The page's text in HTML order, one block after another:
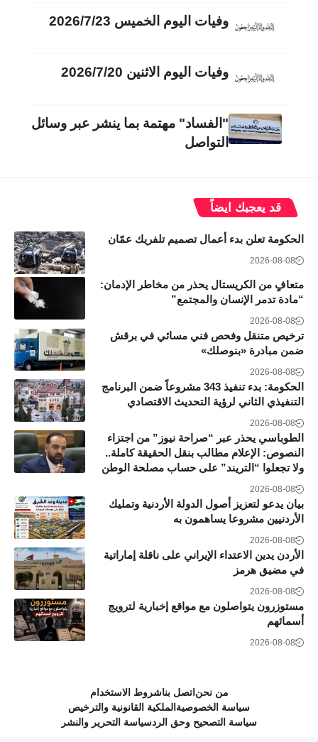
وفيات اليوم الخميس 2026/7/23
وفيات اليوم الاثنين 2026/7/20
"الفساد" مهتمة بما ينشر عبر وسائل
التواصل
قد يعجبك ايضاً
الحكومة تعلن بدء أعمال تصميم تلفريك عمّان
2026-08-08
متعافٍ من الكريستال يحذر من مخاطر الإدمان:
“مادة تدمر الإنسان والمجتمع”
2026-08-08
ترخيص متنقل وفحص فني مسائي في برقش
ضمن مبادرة «بنوصلك»
2026-08-08
الحكومة: بدء تنفيذ 343 مشروعاً ضمن البرنامج
التنفيذي الثاني لرؤية التحديث الاقتصادي
2026-08-08
الطوباسي يحذر عبر “صراحة نيوز” من اجتزاء
النصوص: الإعلام مطالب بنقل الحقيقة كاملة..
ولا تجعلوا “التريند” على حساب مصلحة الوطن
2026-08-08
بيان يدعو لتعزيز أصول الدولة الأردنية وتمليك
الأردنيين مشروعا يساهمون به
2026-08-08
الأردن يدين الاعتداء الإيراني على ناقلة إماراتية
في مضيق هرمز
2026-08-08
مستوزرون يتواصلون مع مواقع إخبارية لترويج
أسمائهم
2026-08-08
من نحن اتصل بناشروط الاستخدام
سياسة الخصوصية الملكية القانونية والترخيص
سياسة التصحيح وحق الردسياسة التحرير والنشر